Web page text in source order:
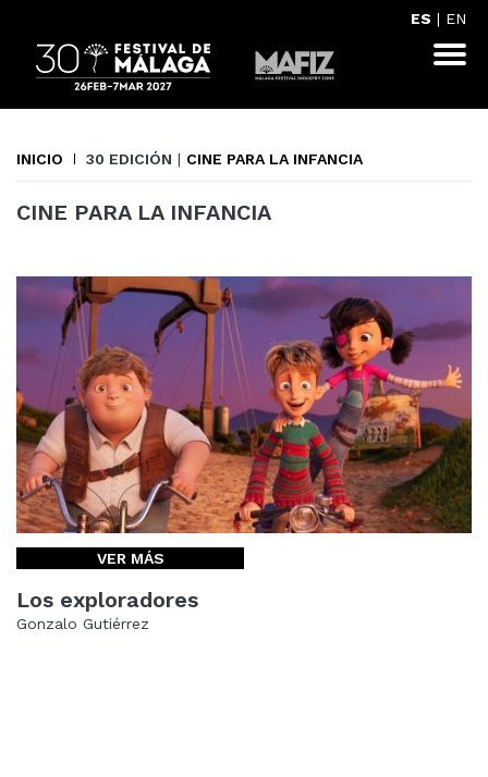
ES | EN
INICIO 30 EDICIÓN | CINE PARA LA INFANCIA
CINE PARA LA INFANCIA
VER MÁS
Los exploradores
Gonzalo Gutiérrez